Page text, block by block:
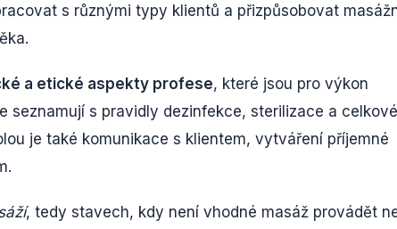
s různými typy klientů a přizpůsobovat
a etické aspekty profese, které jsou pro výkon
seznamují s pravidly dezinfekce, sterilizace a celkové
je také komunikace s klientem, vytváření příjemné
, tedy stavech, kdy není vhodné masáž provádět